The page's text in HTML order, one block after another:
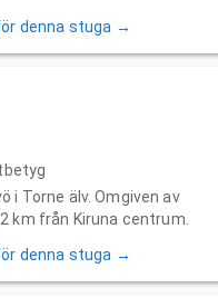
denna stuga →
i Torne älv. Omgiven av
km från Kiruna centrum.
denna stuga →